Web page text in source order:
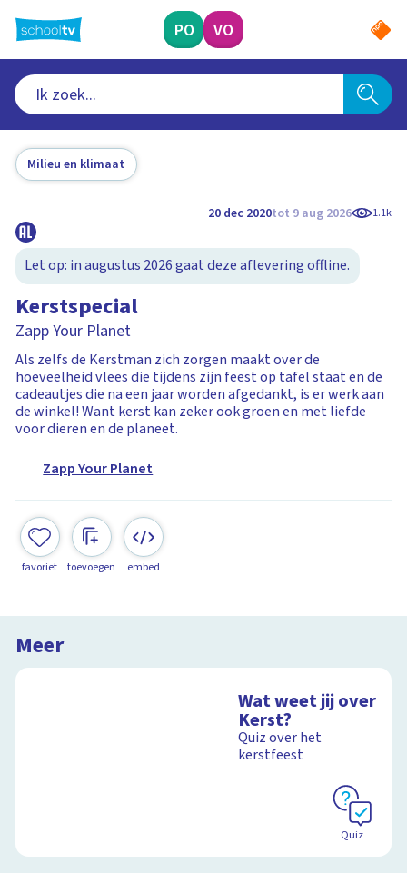
naar
hoofdinhoud
PO VO
Milieu en klimaat
20 dec 2020tot 9 aug 2026 1.1k
Let op: in augustus 2026 gaat deze aflevering offline.
Kerstspecial
Zapp Your Planet
Als zelfs de Kerstman zich zorgen maakt over de
hoeveelheid vlees die tijdens zijn feest op tafel staat en de
cadeautjes die na een jaar worden afgedankt, is er werk aan
de winkel! Want kerst kan zeker ook groen en met liefde
voor dieren en de planeet.
Zapp Your Planet
favoriet toevoegen embed
Meer
Wat weet jij over
Kerst?
Quiz over het
kerstfeest
Quiz